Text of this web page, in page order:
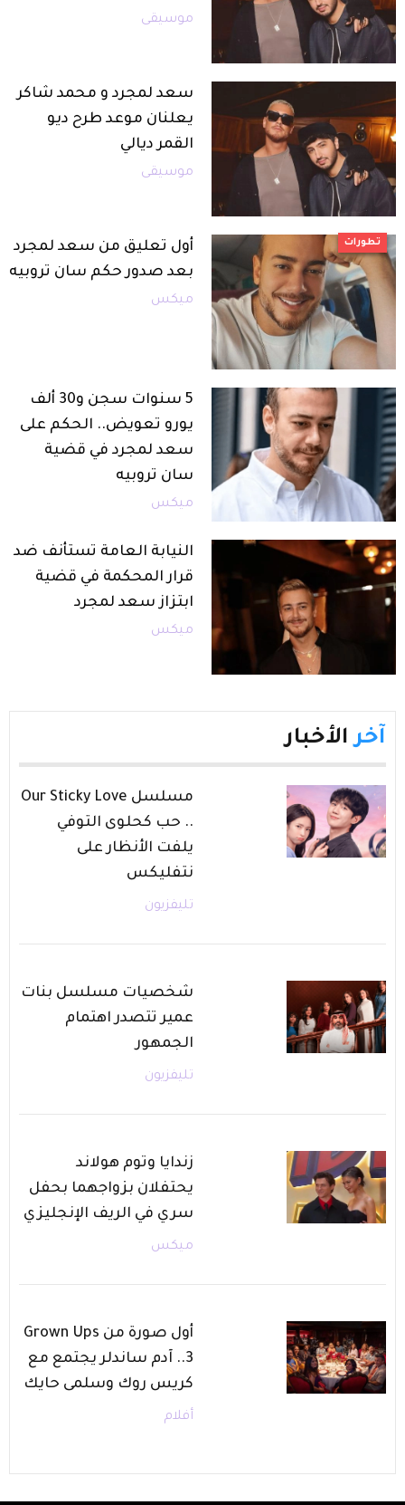
موسيقى
سعد لمجرد و محمد شاكر
يعلنان موعد طرح ديو
القمر ديالي
موسيقى
تطورات
أول تعليق من سعد لمجرد
بعد صدور حكم سان تروبيه
ميكس
5 سنوات سجن و30 ألف
يورو تعويض.. الحكم على
سعد لمجرد في قضية
سان تروبيه
ميكس
النيابة العامة تستأنف ضد
قرار المحكمة في قضية
ابتزاز سعد لمجرد
ميكس
آخر الأخبار
مسلسل Our Sticky Love
.. حب كحلوى التوفي
يلفت الأنظار على
نتفليكس
تليفزيون
شخصيات مسلسل بنات
عمير تتصدر اهتمام
الجمهور
تليفزيون
زندايا وتوم هولاند
يحتفلان بزواجهما بحفل
سري في الريف الإنجليزي
ميكس
أول صورة من Grown Ups
3.. آدم ساندلر يجتمع مع
كريس روك وسلمى حايك
أفلام